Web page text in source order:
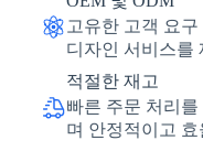
고유한 고객 요
디자인 서비스를
적절한 재고
빠른 주문 처리
며 안정적이고